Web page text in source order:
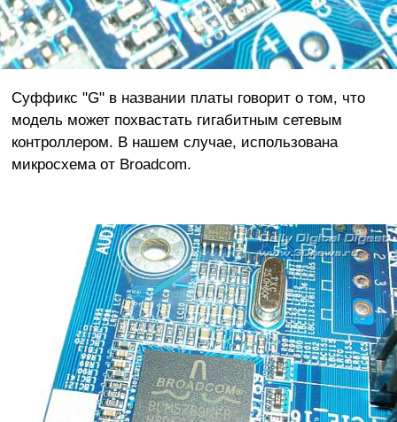
Суффикс "G" в названии платы говорит о том, что
модель может похвастать гигабитным сетевым
контроллером. В нашем случае, использована
микросхема от Broadcom.